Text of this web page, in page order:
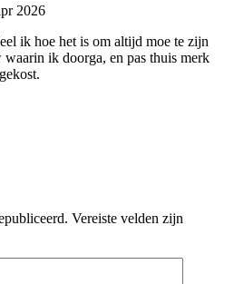
2026
ik hoe het is om altijd moe te zijn
ik doorga, en pas thuis merk
Vereiste velden zijn